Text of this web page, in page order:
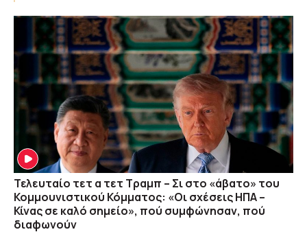
Τελευταίο τετ α τετ Τραμπ – Σι στο «άβατο» του
Κομμουνιστικού Κόμματος: «Οι σχέσεις ΗΠΑ –
Κίνας σε καλό σημείο», πού συμφώνησαν, πού
διαφωνούν